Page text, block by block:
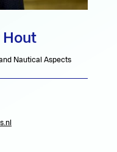
Hout
Nautical Aspects